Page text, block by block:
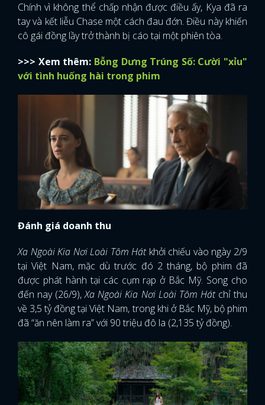
Chính vì không thể chấp nhận được điều ấy, Kya đã ra
tay và kết liễu Chase một cách đau đớn. Điều này khiến
cô gái đồng lầy trở thành bị cáo tại một phiên tòa.
>>> Xem thêm: Bỗng Dưng Trúng Số: Cười "xỉu"
với tình huống hài trong phim
Đánh giá doanh thu
Xa Ngoài Kia Nơi Loài Tôm Hát khởi chiếu vào ngày 2/9
tại Việt Nam, mặc dù trước đó 2 tháng, bộ phim đã
được phát hành tại các cụm rạp ở Bắc Mỹ. Song cho
đến nay (26/9),Xa Ngoài Kia Nơi Loài Tôm Hát chỉ thu
về 3,5 tỷ đồng tại Việt Nam, trong khi ở Bắc Mỹ, bộ phim
đã “ăn nên làm ra” với 90 triệu đô la (2,135 tỷ đồng).